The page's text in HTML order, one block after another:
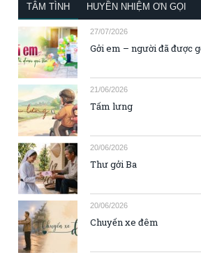
TÂM TÌNH HUYỀN NHIỆM ƠN GỌI
27/07/2026
Gởi em – người đã được
21/06/2026
Tấm lưng
20/06/2026
Thư gởi Ba
20/06/2026
Chuyến xe đêm